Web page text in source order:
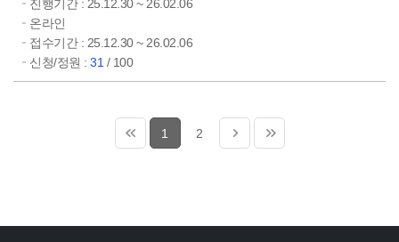
진행기간 : 25.12.30 ~ 26.02.06
온라인
접수기간 : 25.12.30 ~ 26.02.06
신청/정원 : 31 / 100
1 2